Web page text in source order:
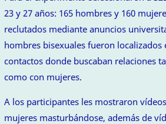
23 y 27 años: 165 hombres y 160
reclutados mediante anuncios
hombres bisexuales fueron localizados
contactos donde buscaban relaciones
como con mujeres.
A los participantes les mostraron
mujeres masturbándose, además de